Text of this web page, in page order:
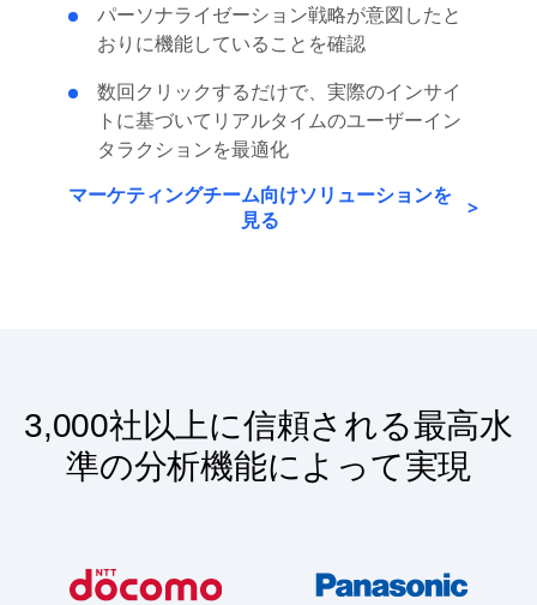
パーソナライゼーション戦略が意図したと
おりに機能していることを確認
数回クリックするだけで、実際のインサイ
トに基づいてリアルタイムのユーザーイン
タラクションを最適化
マーケティングチーム向けソリューションを
見る
3,000社以上に信頼される最高水
準の分析機能によって実現